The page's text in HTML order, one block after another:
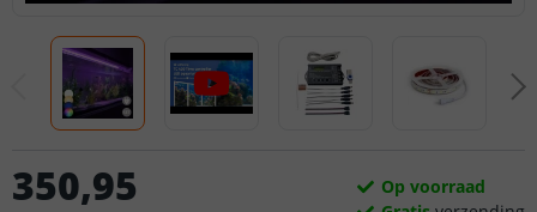
350,95
Op voorraad